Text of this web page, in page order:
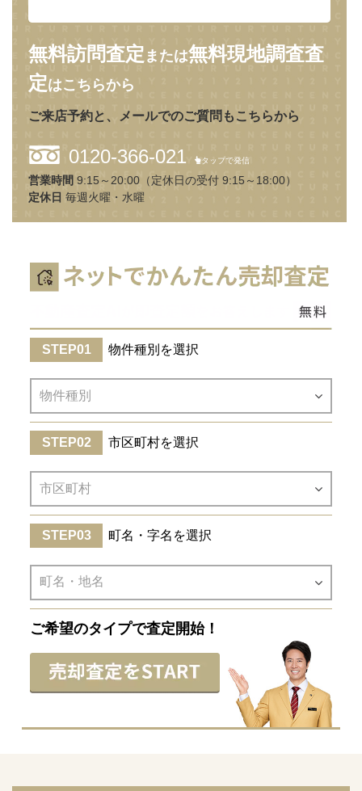
無料訪問査定 または無料現地調査査
定はこちらから
ご来店予約と、メールでのご質問もこちらから
0120-366-021 タップで発信
営業時間 9:15～20:00（定休日の受付 9:15～18:00）
定休日 毎週火曜・水曜
物件種別を選択
市区町村を選択
町名・字名を選択
ご希望のタイプで査定開始！